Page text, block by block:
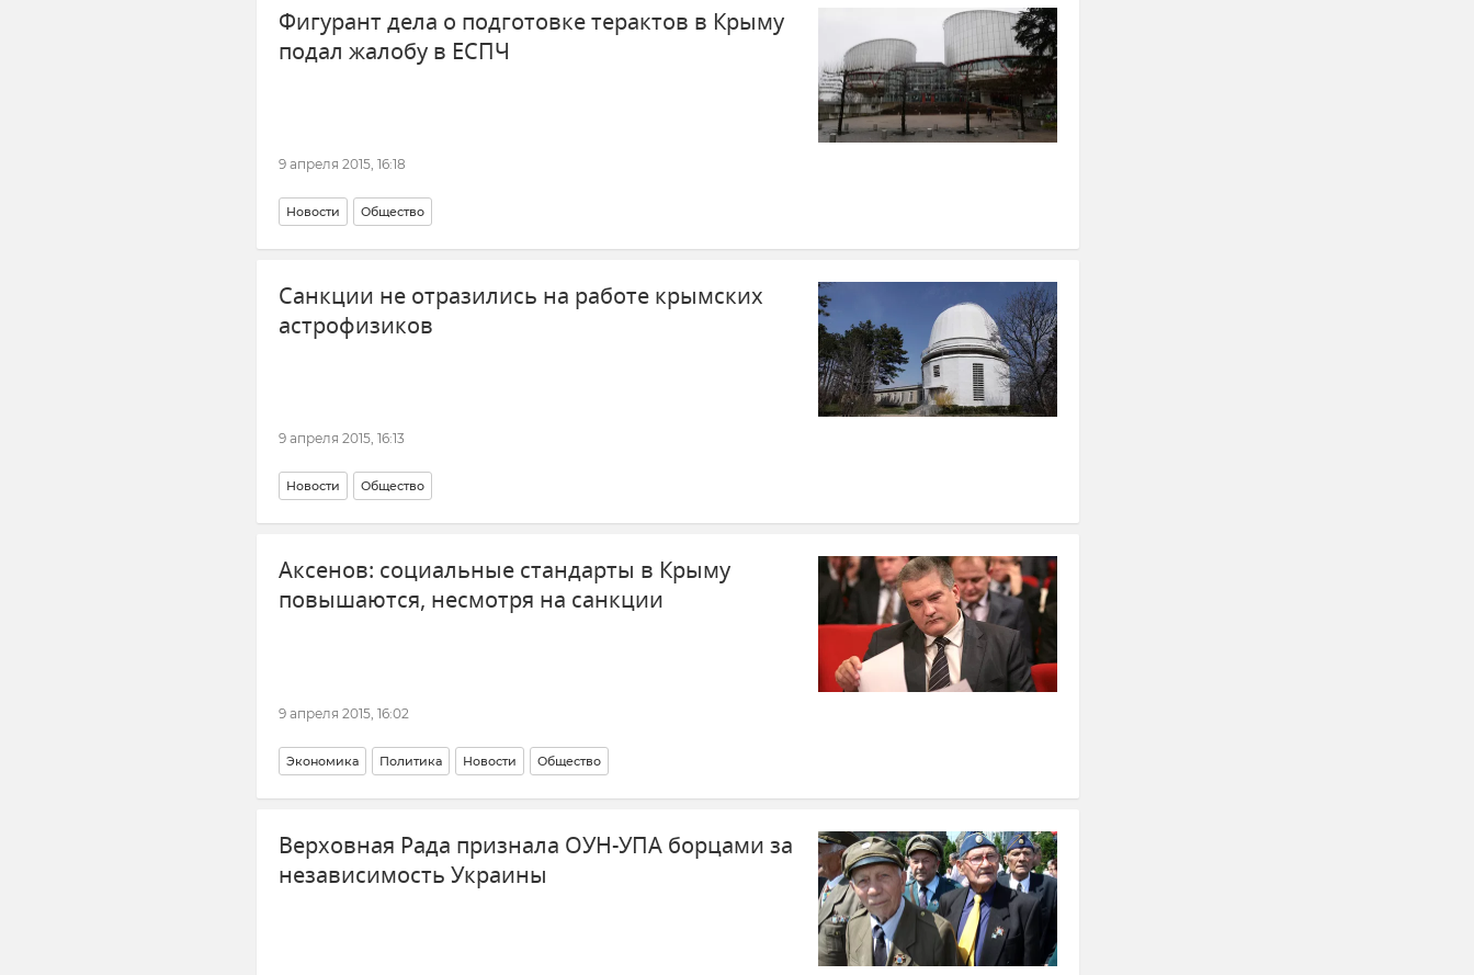
Фигурант дела о подготовке терактов в Крыму
подал жалобу в ЕСПЧ
9 апреля 2015, 16:18
Новости Общество
Санкции не отразились на работе крымских
астрофизиков
9 апреля 2015, 16:13
Новости Общество
Аксенов: социальные стандарты в Крыму
повышаются, несмотря на санкции
9 апреля 2015, 16:02
Экономика Политика Новости Общество
Верховная Рада признала ОУН-УПА борцами за
независимость Украины